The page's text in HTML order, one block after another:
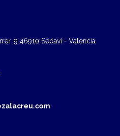
9 46910 Sedaví - Valencia